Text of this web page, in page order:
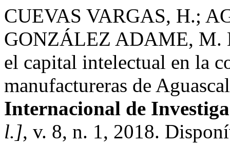
CUEVAS VARGAS, H.;
GONZÁLEZ ADAME, M.
el capital intelectual en la
manufactureras de
Internacional de
l.], v. 8, n. 1, 2018.